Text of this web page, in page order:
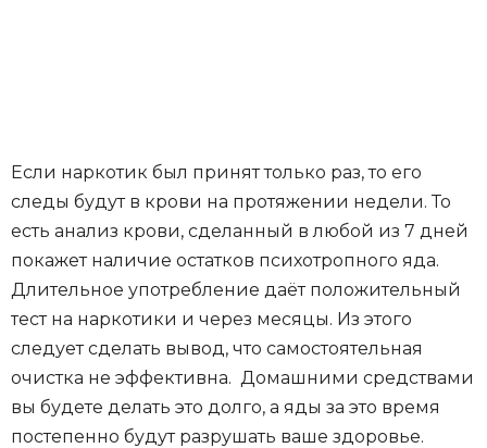
Если наркотик был принят только раз, то его
следы будут в крови на протяжении недели. То
есть анализ крови, сделанный в любой из 7 дней
покажет наличие остатков психотропного яда.
Длительное употребление даёт положительный
тест на наркотики и через месяцы. Из этого
следует сделать вывод, что самостоятельная
очистка не эффективна. Домашними средствами
вы будете делать это долго, а яды за это время
постепенно будут разрушать ваше здоровье.